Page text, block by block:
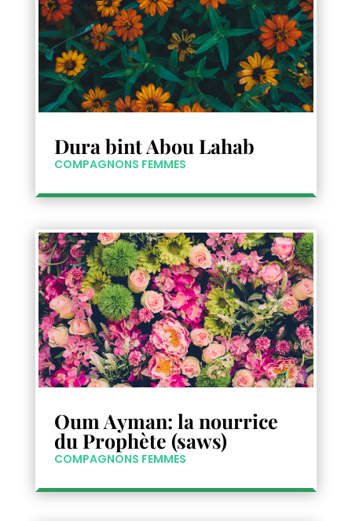
Dura bint Abou Lahab
COMPAGNONS FEMMES
Oum Ayman: la nourrice
du Prophète (saws)
COMPAGNONS FEMMES